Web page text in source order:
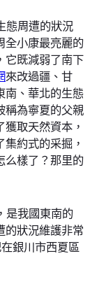
態周遭的狀況
全小康最亮麗的
它既減弱了南下
來改過疆、甘
南、華北的生態
稱為寧夏的父親
取天然資本，
約式的采掘，
么樣了？那里的
是我國東南的
的狀況維護非常
銀川市西夏區